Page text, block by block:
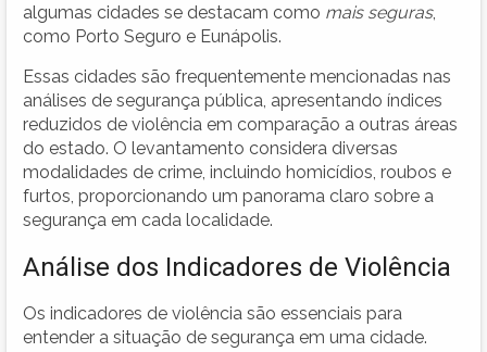
algumas cidades se destacam como mais seguras,
como Porto Seguro e Eunápolis.
Essas cidades são frequentemente mencionadas nas
análises de segurança pública, apresentando índices
reduzidos de violência em comparação a outras áreas
do estado. O levantamento considera diversas
modalidades de crime, incluindo homicídios, roubos e
furtos, proporcionando um panorama claro sobre a
segurança em cada localidade.
Análise dos Indicadores de Violência
Os indicadores de violência são essenciais para
entender a situação de segurança em uma cidade.